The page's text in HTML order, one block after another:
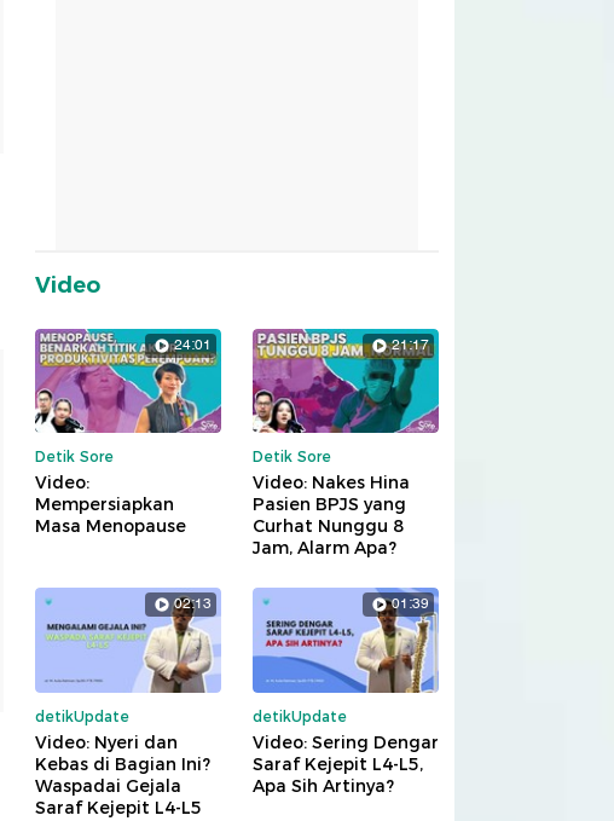
Video
24:01
Detik Sore
Video:
Mempersiapkan
Masa Menopause
21:17
Detik Sore
Video: Nakes Hina
Pasien BPJS yang
Curhat Nunggu 8
Jam, Alarm Apa?
02:13
detikUpdate
Video: Nyeri dan
Kebas di Bagian Ini?
Waspadai Gejala
Saraf Kejepit L4-L5
01:39
detikUpdate
Video: Sering Dengar
Saraf Kejepit L4-L5,
Apa Sih Artinya?